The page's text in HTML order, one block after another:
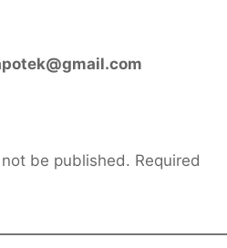
be published. Required